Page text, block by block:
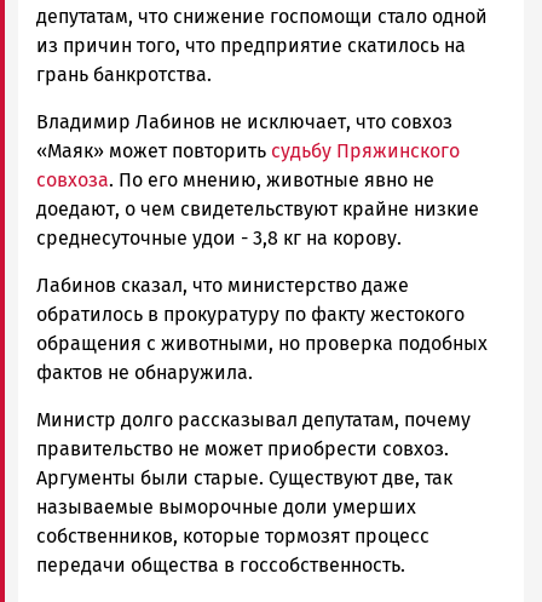
депутатам, что снижение госпомощи стало одной
из причин того, что предприятие скатилось на
грань банкротства.
Владимир Лабинов не исключает, что совхоз
«Маяк» может повторить судьбу Пряжинского
совхоза. По его мнению, животные явно не
доедают, о чем свидетельствуют крайне низкие
среднесуточные удои - 3,8 кг на корову.
Лабинов сказал, что министерство даже
обратилось в прокуратуру по факту жестокого
обращения с животными, но проверка подобных
фактов не обнаружила.
Министр долго рассказывал депутатам, почему
правительство не может приобрести совхоз.
Аргументы были старые. Существуют две, так
называемые выморочные доли умерших
собственников, которые тормозят процесс
передачи общества в госсобственность.